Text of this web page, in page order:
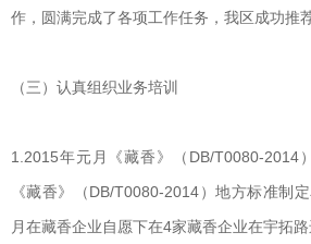
作，圆满完成了各项工作任务，我区成功推
（三）认真组织业务培训
1.2015年元月《藏香》（DB/T0080-2014
《藏香》（DB/T0080-2014）地方标准制
月在藏香企业自愿下在4家藏香企业在宇拓